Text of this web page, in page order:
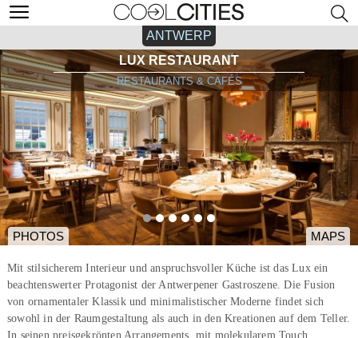
ANTWERP
LUX RESTAURANT
RESTAURANTS & CAFÉS
PHOTOS MAPS
Mit stilsicherem Interieur und anspruchsvoller Küche ist das Lux ein
beachtenswerter Protagonist der Antwerpener Gastroszene. Die Fusion
von ornamentaler Klassik und minimalistischer Moderne findet sich
sowohl in der Raumgestaltung als auch in den Kreationen auf dem Teller.
In seinen preisgekrönten Arrangements, mit molekularem Touch,